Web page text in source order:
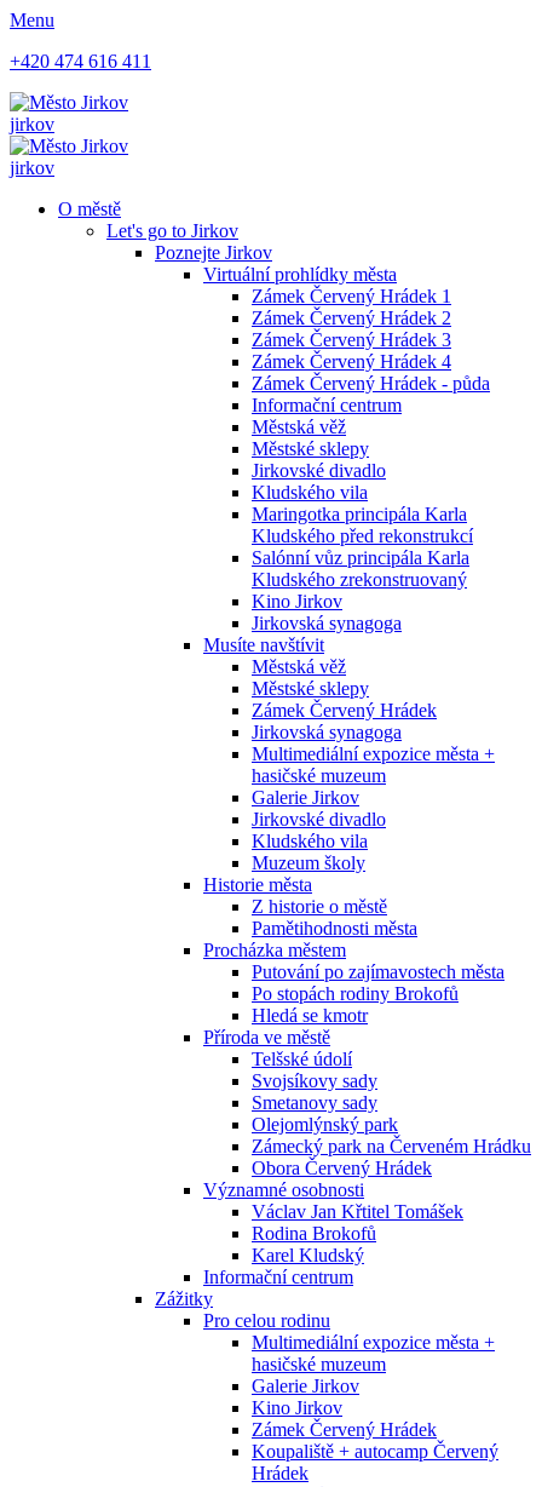
Menu
+420 474 616 411
jirkov
jirkov
O městě
Let's go to Jirkov
Poznejte Jirkov
Virtuální prohlídky města
Zámek Červený Hrádek 1
Zámek Červený Hrádek 2
Zámek Červený Hrádek 3
Zámek Červený Hrádek 4
Zámek Červený Hrádek - půda
Informační centrum
Městská věž
Městské sklepy
Jirkovské divadlo
Kludského vila
Maringotka principála Karla
Kludského před rekonstrukcí
Salónní vůz principála Karla
Kludského zrekonstruovaný
Kino Jirkov
Jirkovská synagoga
Musíte navštívit
Městská věž
Městské sklepy
Zámek Červený Hrádek
Jirkovská synagoga
Multimediální expozice města +
hasičské muzeum
Galerie Jirkov
Jirkovské divadlo
Kludského vila
Muzeum školy
Historie města
Z historie o městě
Pamětihodnosti města
Procházka městem
Putování po zajímavostech města
Po stopách rodiny Brokofů
Hledá se kmotr
Příroda ve městě
Telšské údolí
Svojsíkovy sady
Smetanovy sady
Olejomlýnský park
Zámecký park na Červeném Hrádku
Obora Červený Hrádek
Významné osobnosti
Václav Jan Křtitel Tomášek
Rodina Brokofů
Karel Kludský
Informační centrum
Zážitky
Pro celou rodinu
Multimediální expozice města +
hasičské muzeum
Galerie Jirkov
Kino Jirkov
Zámek Červený Hrádek
Koupaliště + autocamp Červený
Hrádek